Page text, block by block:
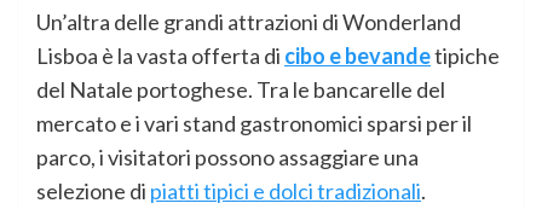
Un’altra delle grandi attrazioni di Wonderland
Lisboa è la vasta offerta di cibo e bevandetipiche
del Natale portoghese. Tra le bancarelle del
mercato e i vari stand gastronomici sparsi per il
parco, i visitatori possono assaggiare una
selezione di piatti tipici e dolci tradizionali.